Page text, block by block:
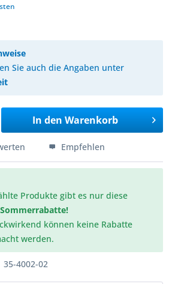
Sie auch die Angaben unter
In den Warenkorb
Empfehlen
Produkte gibt es nur diese
können keine Rabatte
werden.
35-4002-02